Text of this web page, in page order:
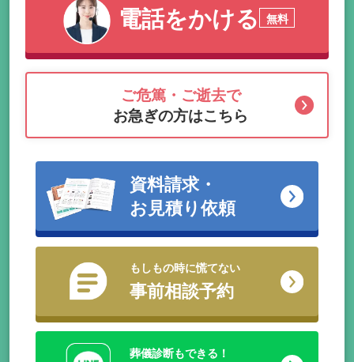
電話をかける 無料
ご危篤・ご逝去で
お急ぎの方はこちら
資料請求・
お見積り依頼
もしもの時に慌てない
事前相談予約
葬儀診断もできる！